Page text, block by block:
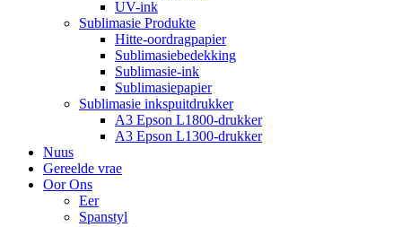
UV-ink
Sublimasie Produkte
Hitte-oordragpapier
Sublimasiebedekking
Sublimasie-ink
Sublimasiepapier
Sublimasie inkspuitdrukker
A3 Epson L1800-drukker
A3 Epson L1300-drukker
Nuus
Gereelde vrae
Oor Ons
Eer
Spanstyl